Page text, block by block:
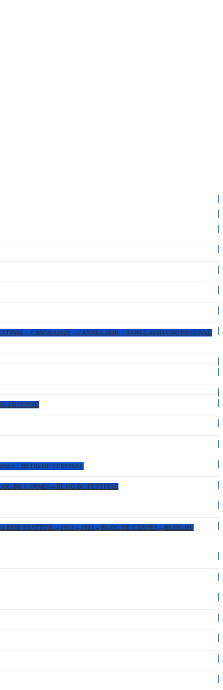
– CANNES2020 – CANNES 2020 – ANNULATION DU FESTIVAL
FESTIVAL
– BLOG DU FESTIVAL
DE CANNES – BLOG DU FESTIVAL
FESTIVAL – 2012 – 2013 – BLOG DE CANNES – BLOG DU